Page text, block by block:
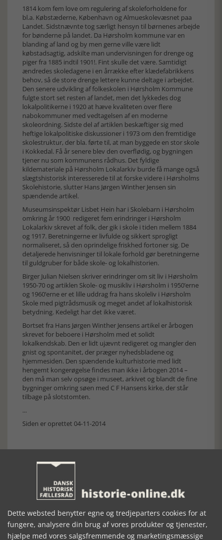
1814 kom fem love om regulering af skoleforholdene for
bl.a. Købstæderne, København og Almueskolevæsnet paa
Landet. Sidstnævnte tog særligt hensyn til børnenes arbejde
for bønderne på landet. Da Hørsholm kommune var en
blanding af land og by men gerne ville være lidt
købstadsagtig, adskilte man undervisningen for drenge og
piger fra 1885 indtil 1901!. Fint skulle det være. Samtidigt
ændredes skoledagene i en årrække efter klædefabrikkens
behov, så de store drenge lettere kunne deltage i arbejdet.
Den senere udvikling af folkeskolen i Hørsholm Kommune
fulgte stort set resten af landet, men det lykkedes dog
lokalpolitikerne i 1920 at hæve kvaliteten over flere
nabokommuner med vedtagelsen af en moderne
skoleordning. Sidste del af artiklen beskæftiger sig med
heftige lokalpolitiske diskussioner i 1973 om den fremtidige
skolestruktur, der bla. førte til, at man byggede en stor skole
i Kokkedal. Få år senere blev den overflødig, og bygningen
tjener nu som kommunens rådhus. Det fyldige
kildemateriale på Hørsholm Lokalarkiv burde få mange også
slægtshistorisk interesserede til at forske videre i Hørsholms
Skolehistorie, slutter Hans Jørgen Winther Jensen sin
spændende artikel.
Museumsinspektør Lisbet Hein har i Skolebarn i Hørsholm
omkring år 1900 redigeret fem erindringer i Hørsholm
Lokalarkiv skrevet af folk, der gik i skole i tiden mellem 1884
og 1917. Beretningerne er livfulde og sikkert sprogligt
normaliseret, så den oprindelige friskhed fortoner sig. De
detaljerede henvisninger til lokale forhold gør beretningerne
til guldgruber for både skole- og lokalhistorien.
Birger Julian Nielsen skriver erindringer om sit liv i Hørsholm
1950-70 og artiklen Skole- og musikliv i Hørsholm i 1950’erne
og 1960’erne er et lille uddrag fra hans skoleliv i Hørsholm
Skole med pigtrådsmusik og meget andet af lokalhistorisk
betydning. Kedeligt har det ikke været.
Bortset fra Hans Jørgen Winther Jensens artikel er årbogen
skrevet for beboere i Hørsholm med et solidt
lokalkendskab. Den er lidt ujævnt redigeret og mangler den
gnist og spontanitet, der præger nyhedsbladene og
hjemmesiden. Den spændende kulturhistorie med lidt
hengemt kongerøgelse findes man ikke i årbogen 2014 –
den må man selv opsøge i museet, arkivet og blandt de fine
bygninger omkring søen med C F Hansens kirke, der står
tilbage på slotstomten.
...
Siden er oprettet 04-11-2014
Forrige artikel
SE RELATEREDE ARTIKLER
Dette websted benytter egne og tredjeparters cookies for at
fungere, analysere din brug af vores produkter og tjenester,
hjælpe med vores salgsfremmende og marketingsmæssige